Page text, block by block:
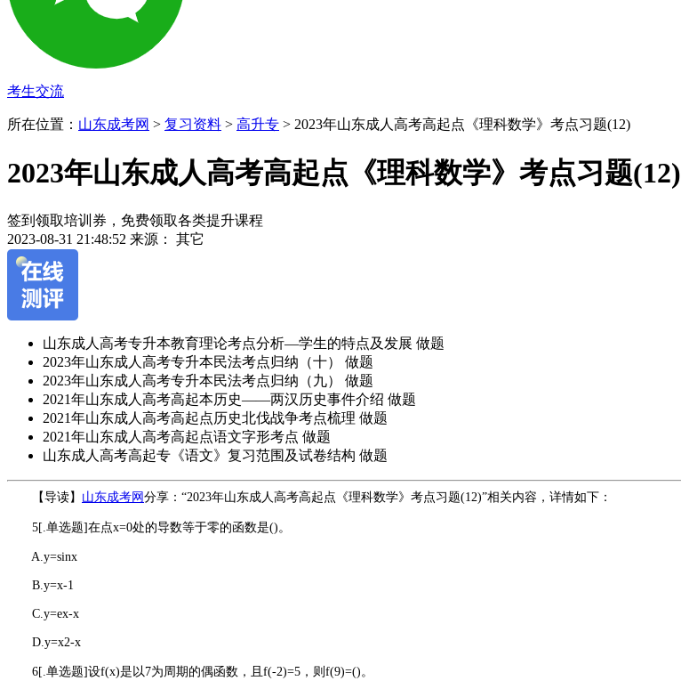
考生交流
所在位置： 山东成考网 > 复习资料 > 高升专 > 2023年山东成人高考高起点《理科数学》考点习题(12)
2023年山东成人高考高起点《理科数学》考点习题(12)
签到领取培训券，免费领取各类提升课程
2023-08-31 21:48:52 来源： 其它
山东成人高考专升本教育理论考点分析—学生的特点及发展 做题
2023年山东成人高考专升本民法考点归纳（十）
做题
2023年山东成人高考专升本民法考点归纳（九）
做题
2021年山东成人高考高起本历史——两汉历史事件介绍 做题
2021年山东成人高考高起点历史北伐战争考点梳理 做题
2021年山东成人高考高起点语文字形考点 做题
山东成人高考高起专《语文》复习范围及试卷结构 做题
【导读】 山东成考网 分享：“2023年山东成人高考高起点《理科数学》考点习题(12)”相关内容，详情如下：
5[.单选题]在点x=0处的导数等于零的函数是()。
A.y=sinx
B.y=x-1
C.y=ex-x
D.y=x2-x
6[.单选题]设f(x)是以7为周期的偶函数，且f(-2)=5，则f(9)=()。